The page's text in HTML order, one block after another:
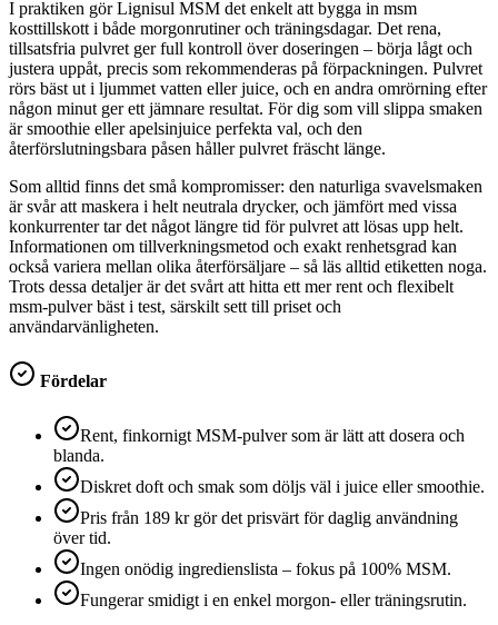
I praktiken gör Lignisul MSM det enkelt att bygga in msm
kosttillskott i både morgonrutiner och träningsdagar. Det rena,
tillsatsfria pulvret ger full kontroll över doseringen – börja lågt och
justera uppåt, precis som rekommenderas på förpackningen. Pulvret
rörs bäst ut i ljummet vatten eller juice, och en andra omrörning efter
någon minut ger ett jämnare resultat. För dig som vill slippa smaken
är smoothie eller apelsinjuice perfekta val, och den
återförslutningsbara påsen håller pulvret fräscht länge.
Som alltid finns det små kompromisser: den naturliga svavelsmaken
är svår att maskera i helt neutrala drycker, och jämfört med vissa
konkurrenter tar det något längre tid för pulvret att lösas upp helt.
Informationen om tillverkningsmetod och exakt renhetsgrad kan
också variera mellan olika återförsäljare – så läs alltid etiketten noga.
Trots dessa detaljer är det svårt att hitta ett mer rent och flexibelt
msm-pulver bäst i test, särskilt sett till priset och
användarvänligheten.
Fördelar
Rent, finkornigt MSM-pulver som är lätt att dosera och
blanda.
Diskret doft och smak som döljs väl i juice eller smoothie.
Pris från 189 kr gör det prisvärt för daglig användning
över tid.
Ingen onödig ingredienslista – fokus på 100% MSM.
Fungerar smidigt i en enkel morgon- eller träningsrutin.